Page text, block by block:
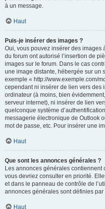
à un message.
Haut
Puis-je insérer des images ?
Oui, vous pouvez insérer des images
du forum ont autorisé l’insertion de
images sur le forum. Dans le cas
une image distante, hébergée sur un
exemple « http://www.exemple.com/
cependant ni insérer de lien vers des
ordinateur (à moins, bien
serveur internet), ni insérer de lien
quelconque système
messagerie électronique de Outlook
mot de passe, etc. Pour insérer une
Haut
Que sont les annonces générales ?
Les annonces générales contiennent
vous devriez consulter en priorité.
et dans le panneau de contrôle de
annonces générales sont définies
Haut